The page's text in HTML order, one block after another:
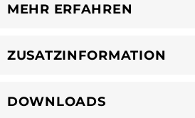
MEHR ERFAHREN
ZUSATZINFORMATION
DOWNLOADS